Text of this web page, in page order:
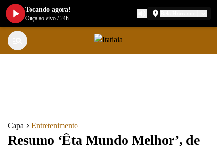
Capa Entretenimento
Resumo ‘Êta Mundo Melhor’, de
Tocando agora!
Ouça ao vivo /24h